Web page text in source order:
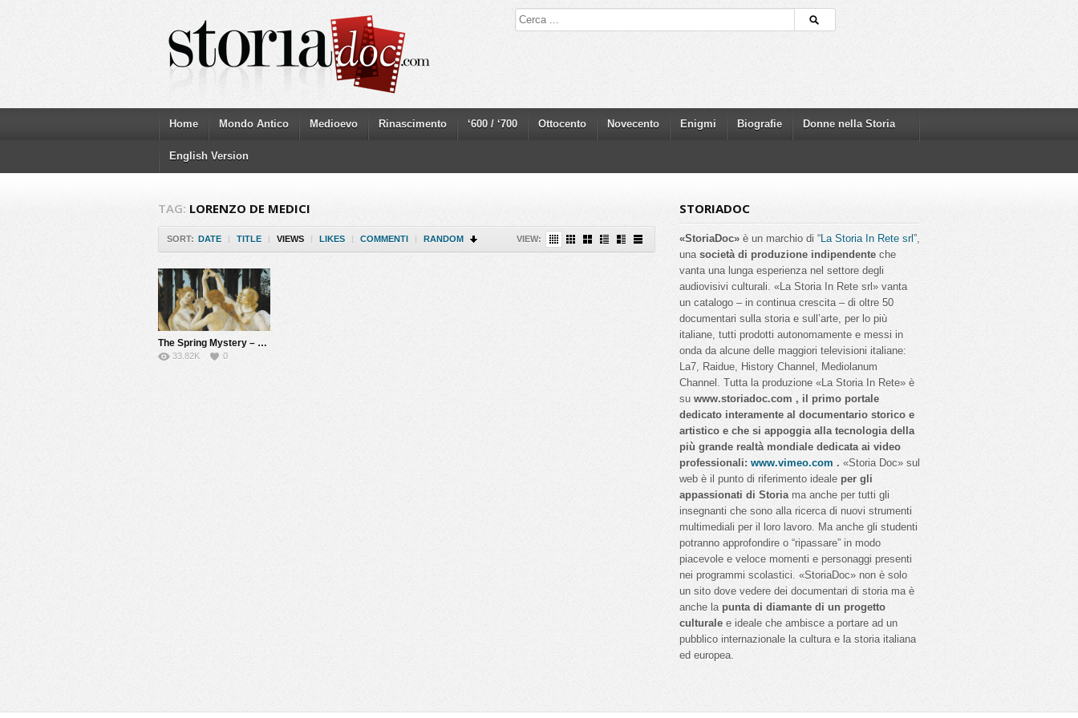
Home Mondo Antico Medioevo Rinascimento ‘600 / ‘700 Ottocento Novecento Enigmi Biografie Donne nella Storia
English Version
TAG: LORENZO DE MEDICI
SORT: DATE | TITLE | VIEWS | LIKES | COMMENTI | RANDOM VIEW:
The Spring Mystery – The Botticelli’s lover
33.82K 0
STORIADOC
«StoriaDoc» è un marchio di “La Storia In Rete srl”,
una società di produzione indipendente che
vanta una lunga esperienza nel settore degli
audiovisivi culturali. «La Storia In Rete srl» vanta
un catalogo – in continua crescita – di oltre 50
documentari sulla storia e sull’arte, per lo più
italiane, tutti prodotti autonomamente e messi in
onda da alcune delle maggiori televisioni italiane:
La7, Raidue, History Channel, Mediolanum
Channel. Tutta la produzione «La Storia In Rete» è
su www.storiadoc.com , il primo portale
dedicato interamente al documentario storico e
artistico e che si appoggia alla tecnologia della
più grande realtà mondiale dedicata ai video
professionali: www.vimeo.com . «Storia Doc» sul
web è il punto di riferimento ideale per gli
appassionati di Storiama anche per tutti gli
insegnanti che sono alla ricerca di nuovi strumenti
multimediali per il loro lavoro. Ma anche gli studenti
potranno approfondire o “ripassare” in modo
piacevole e veloce momenti e personaggi presenti
nei programmi scolastici. «StoriaDoc» non è solo
un sito dove vedere dei documentari di storia ma è
anche la punta di diamante di un progetto
culturale e ideale che ambisce a portare ad un
pubblico internazionale la cultura e la storia italiana
ed europea.